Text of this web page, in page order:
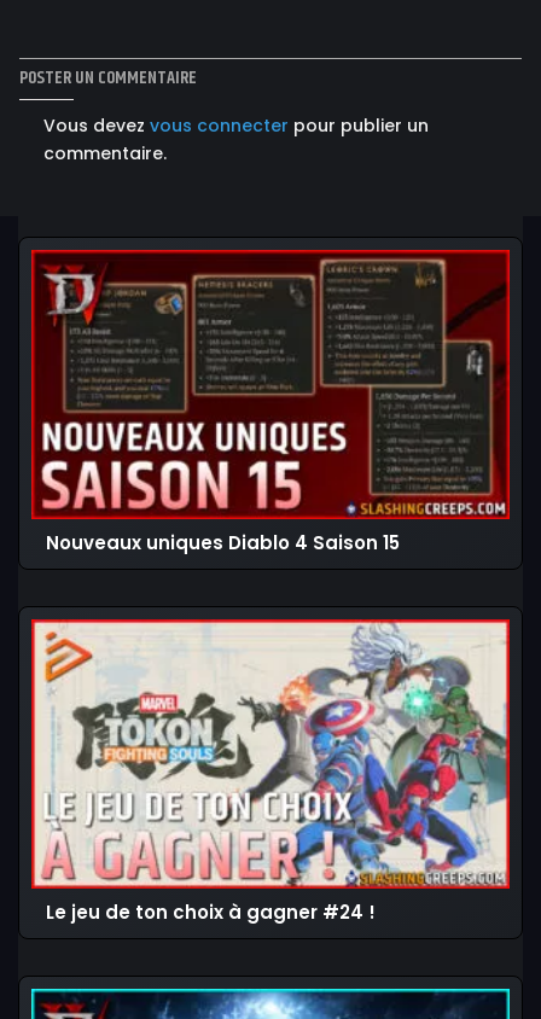
POSTER UN COMMENTAIRE
Vous devez vous connecter pour publier un
commentaire.
Nouveaux uniques Diablo 4 Saison 15
Le jeu de ton choix à gagner #24 !